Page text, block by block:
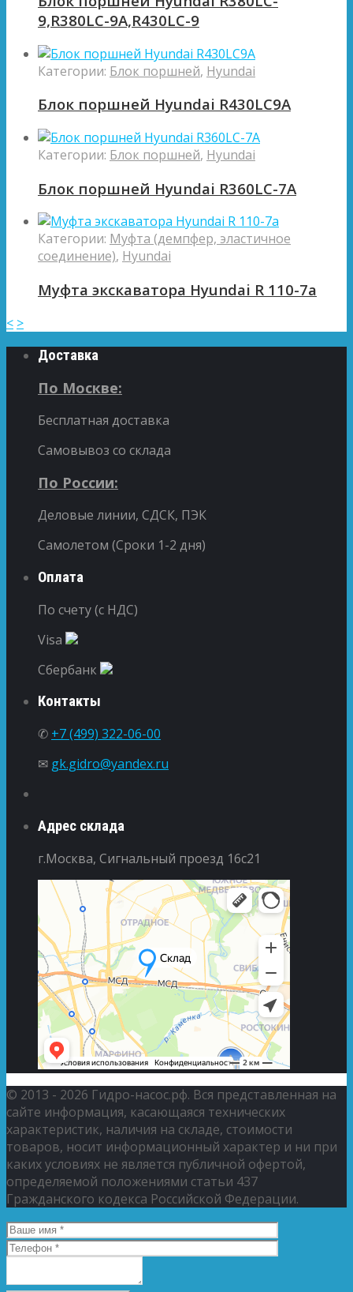
9,R380LC-9A,R430LC-9
Категории: Блок поршней, Hyundai
Блок поршней Hyundai R430LC9A
Категории: Блок поршней, Hyundai
Блок поршней Hyundai R360LC-7A
Категории: Муфта (демпфер, эластичное
соединение), Hyundai
Муфта экскаватора Hyundai R 110-7a
< >
Доставка
По Москве:
Бесплатная доставка
Самовывоз со склада
По России:
Деловые линии, СДСК, ПЭК
Самолетом (Сроки 1-2 дня)
Оплата
По счету (с НДС)
Visa
Сбербанк
Контакты
✆ +7 (499) 322-06-00
✉ gk.gidro@yandex.ru
Адрес склада
г.Москва, Сигнальный проезд 16с21
© 2013 - 2026 Гидро-насос.рф. Вся представленная на
сайте информация, касающаяся технических
характеристик, наличия на складе, стоимости
товаров, носит информационный характер и ни при
каких условиях не является публичной офертой,
определяемой положениями статьи 437
Гражданского кодекса Российской Федерации.